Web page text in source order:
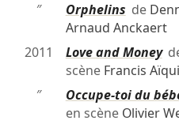
″
Orphelins de
Arnaud Anckaert
2011
Love and Money
scène Francis Aïqui
″
Occupe-toi du
en scène Olivier